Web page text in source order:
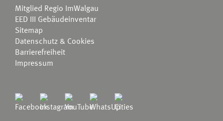
Mitglied Regio ImWalgau
EED III Gebäudeinventar
Sitemap
Datenschutz & Cookies
Barrierefreiheit
Impressum